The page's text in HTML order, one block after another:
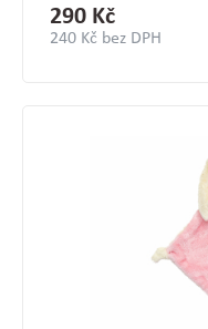
290 Kč
240 Kč bez DPH